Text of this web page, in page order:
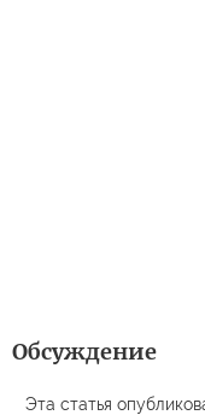
Обсуждение
Эта статья